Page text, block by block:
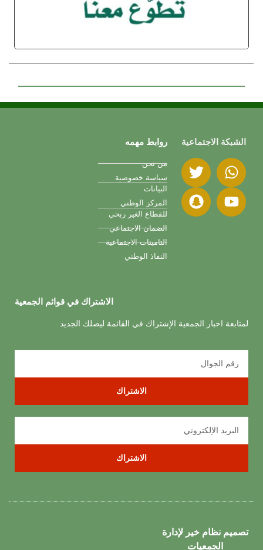
الشبكة الاجتماعية روابط مهمه
من نحن
سياسة خصوصية
البيانات
المركز الوطني
للقطاع الغير ربحي
الضمان الاجتماعي
التامينات الاجتماعية
النفاذ الوطني
الاشتراك في قوائم الجمعية
لمتابعة اخبار الجمعية الإشتراك في القائمة ليصلك الجديد
الاشتراك
الاشتراك
تصميم نظام خير لإدارة
الجمعيات